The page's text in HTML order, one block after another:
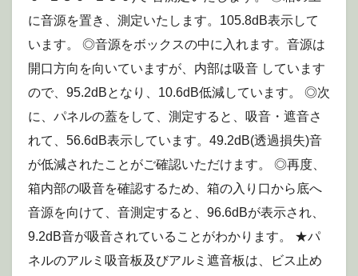
に音源を置き、測定いたします。105.8dB表示して
います。 ◎音源をボックスの中に入れます。音源は
開口方向を向いていますが、内部は吸音 しています
ので、95.2dBとなり、10.6dB低減しています。 ◎次
に、パネルの蓋をして、測定すると、吸音・遮音さ
れて、56.6dB表示しています。49.2dB(透過損失)音
が低減されたことがご確認いただけます。 ◎再度、
箱内部の吸音を確認するため、箱の入り口から底へ
音源を向けて、音測定すると、96.6dBが表示され、
9.2dB音が吸音されていることがわかります。 ★パ
ネルのアルミ吸音板及びアルミ遮音板は、ビス止め